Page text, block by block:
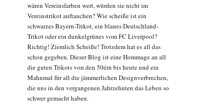
wären Vereinsfarben wert, würden sie nicht im
Vereinstrikot auftauchen? Wie scheiße ist ein
schwarzes Bayern-Trikot, ein blaues Deutschland-
Trikot oder ein dunkelgrünes vom FC Liverpool?
Richtig! Ziemlich Scheiße! Trotzdem hat es all das
schon gegeben. Dieser Blog ist eine Hommage an all
die guten Trikots von den 50érn bis heute und ein
Mahnmal für all die jämmerlichen Designverbrechen,
die uns in den vergangenen Jahrzehnten das Leben so
schwer gemacht haben.